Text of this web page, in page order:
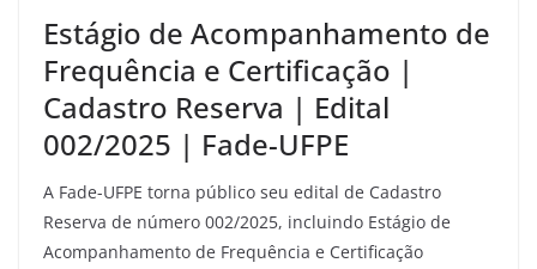
Estágio de Acompanhamento de
Frequência e Certificação |
Cadastro Reserva | Edital
002/2025 | Fade-UFPE
A Fade-UFPE torna público seu edital de Cadastro
Reserva de número 002/2025, incluindo Estágio de
Acompanhamento de Frequência e Certificação